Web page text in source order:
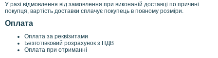
a
/
h
У разі відмовлення від замовлення при виконаній доставці по причині
покупця, вартість доставки сплачує покупець в повному розміри.
Оплата
Оплата за реквізитами
Безготівковий розрахунок з ПДВ
Оплата при отриманні